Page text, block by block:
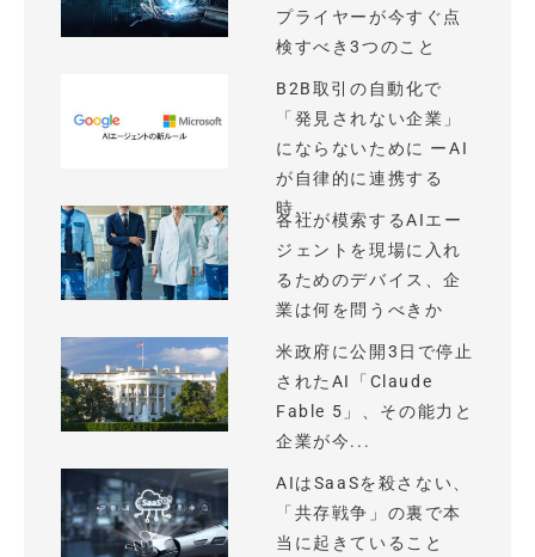
プライヤーが今すぐ点
検すべき3つのこと
B2B取引の自動化で
「発見されない企業」
にならないために ーAI
が自律的に連携する
時...
各社が模索するAIエー
ジェントを現場に入れ
るためのデバイス、企
業は何を問うべきか
米政府に公開3日で停止
されたAI「Claude
Fable 5」、その能力と
企業が今...
AIはSaaSを殺さない、
「共存戦争」の裏で本
当に起きていること